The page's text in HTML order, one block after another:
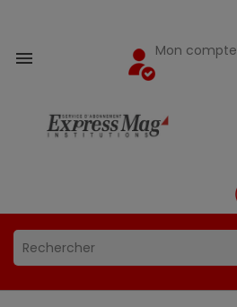
 Mon compte